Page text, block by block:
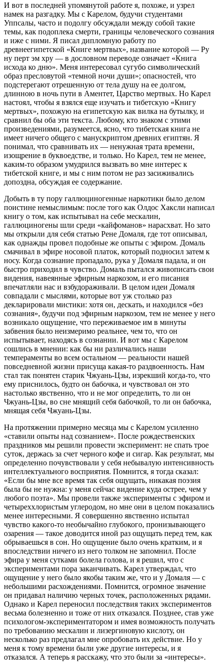
И вот в последней упомянутой работе я, похоже, и узрел
намек на разгадку. Мы с Карелом, будучи студентами
Уппсалы, часто и подолгу обсуждали между собой такие
темы, как подоплека смерти, границы человеческого сознания
и иже с ними. Я писал дипломную работу по
древнеегипетской «Книге мертвых», название которой — Ру
ну перт эм хру — в дословном переводе означает «Книга
исхода ко дню». Меня интересовал сугубо символический
образ пресловутой «темной ночи души»; опасностей, что
подстерегают отрешенную от тела душу на ее долгом,
длинною в ночь пути в Аментет, Царство мертвых. Но Карел
настоял, чтобы я взялся еще изучать и тибетскую «Книгу
мертвых», похожую на египетскую как вилка на бутылку, и
сравнил бы оба эти текста. Любому, кто знаком с этими
произведениями, разумеется, ясно, что тибетская книга не
имеет ничего общего с манускриптом древних египтян. Я
понимал, что сравнивать их — ненужная трата времени,
изощрение в буквоедстве, и только. Но Карел, тем не менее,
каким‑то образом умудрился вызвать во мне интерес к
тибетской книге, и мы с ним потом не раз засиживались
допоздна, обсуждая ее содержание.
Добыть в ту пору галлюциногенные наркотики было делом
поистине немыслимым: после того как Олдос Хаксли написал
книгу о том, как испытывал на себе мескалин,
галлюциногены шли среди «кайфоманов» нарасхват. Но зато
мы открыли для себя статью Рене Домаля, где тот описывал,
как однажды провел подобные же опыты с эфиром. Домаль
смачивал в эфире носовой платок, который подносил затем к
носу. Когда сознание пропадало, рука у Домаля падала, и он
быстро приходил в чувство. Домаль пытался живописать свои
видения, навеянные эфирным наркозом, и его писания
впечатляли нас и взбудораживали. В целом идеи Домаля
совпадали с мыслями, которые вот уж столько раз
декларировали мистики: хотя он, дескать, и находился «без
сознания», будучи под эфирным наркозом, тем не менее у него
возникало ощущение, что переживаемое им в минуты
забвения было неизмеримо реальнее, чем то, что он
испытывает, находясь в сознании. И вот мы с Карелом
сошлись в мнении: как бы ни различались наши
темпераменты во всем остальном — реальности нашей
повседневной жизни присуща какая‑то раздвоенность. Нам
стал так понятен старик Чжуань‑Цзы, изрекший когда‑то, что
ему приснилось, будто он бабочка, и чувствовал он это
настолько явственно, что и не мог определить, то ли он
Чжуань‑Цзы, во сне мнящий себя бабочкой, то ли он бабочка,
мнящая себя Чжуань‑Цзы.
На протяжении примерно месяца мы с Карелом усиленно
«ставили опыты над сознанием». После рождественских
праздников мы решили провести эксперимент: не спать трое
суток, держась за счет черного кофе и сигар. Как результат, мы
определенно почувствовали у себя небывалую интенсивность
интеллектуального восприятия. Помнится, я тогда сказал:
«Если бы мне все время так себя ощущать, никакая поэзия
была бы не нужна: у меня сейчас видение куда острее, чем у
любого поэта». Мы провели также эксперименты с эфиром и
четыреххлористым углеродом, но мне они в целом показались
менее интересными. Я совершенно явственно испытал
чувство какого‑то необычайно глубокого, пронизывающего
озарения — такое доводится иной раз ощущать перед тем, как
обрываешься в сон. Но ощущение было очень кратким, и я
впоследствии ничего из него толком не запомнил. После
эфира у меня сутками болела голова, и я решил, что с
экспериментами пора заканчивать. Карел утверждал, что
ощущение у него было якобы таким же, что и у Домаля — с
небольшими расхождениями. Помнится, огромное значение
он придавал наличию черных точек, расположенных рядами.
Однако и Карел переносил последствия таких экспериментов
весьма болезненно и тоже от них отказался. Позднее, став уже
психологом‑экспериментатором и имея возможность получать
по требованию мескалин и лизергиновую кислоту, он
несколько раз предлагал мне опробовать их действие. Но у
меня к тому времени были уже другие интересы, и я
отказался. А теперь я расскажу, что это были за «интересы».